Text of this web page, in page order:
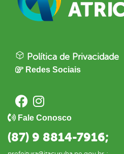
Política de Privacidade
Redes Sociais
Fale Conosco
(87) 9 8814-7916;